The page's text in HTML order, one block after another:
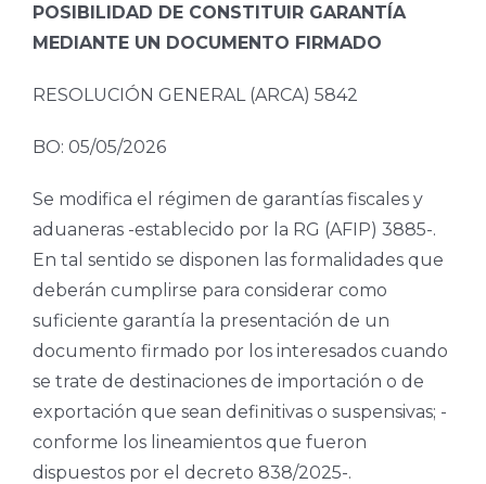
POSIBILIDAD DE CONSTITUIR GARANTÍA
MEDIANTE UN DOCUMENTO FIRMADO
RESOLUCIÓN GENERAL (ARCA) 5842
BO: 05/05/2026
Se modifica el régimen de garantías fiscales y
aduaneras -establecido por la RG (AFIP) 3885-.
En tal sentido se disponen las formalidades que
deberán cumplirse para considerar como
suficiente garantía la presentación de un
documento firmado por los interesados cuando
se trate de destinaciones de importación o de
exportación que sean definitivas o suspensivas; -
conforme los lineamientos que fueron
dispuestos por el decreto 838/2025-.